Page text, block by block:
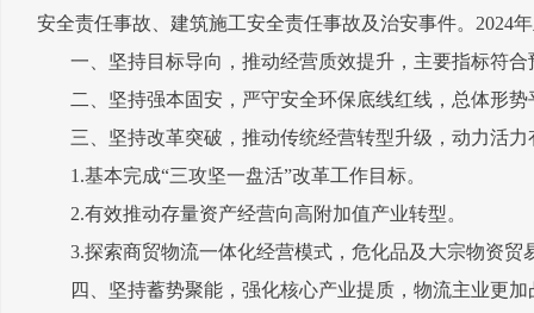
安全责任事故、建筑施工安全责任事故及治安事件。2024
一、坚持目标导向，推动经营质效提升，主要指标符合
二、坚持强本固安，严守安全环保底线红线，总体形势
三、坚持改革突破，推动传统经营转型升级，动力活力
1.基本完成“三攻坚一盘活”改革工作目标。
2.有效推动存量资产经营向高附加值产业转型。
3.探索商贸物流一体化经营模式，危化品及大宗物资贸
四、坚持蓄势聚能，强化核心产业提质，物流主业更加